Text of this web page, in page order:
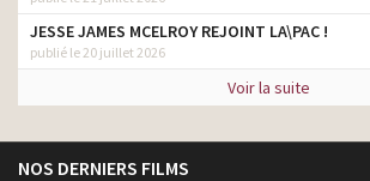
JESSE JAMES MCELROY REJOINT LA\PAC !
publié le 20 juillet 2026
Voir la suite
NOS DERNIERS FILMS